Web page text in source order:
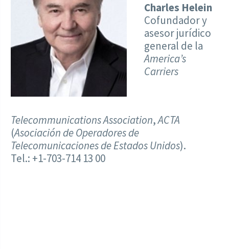
Charles Helein
Cofundador y
asesor jurídico
general de la
America’s
Carriers
Telecommunications Association,ACTA
(Asociación de Operadores de
Telecomunicaciones de Estados Unidos).
Tel.: +1-703-714 13 00